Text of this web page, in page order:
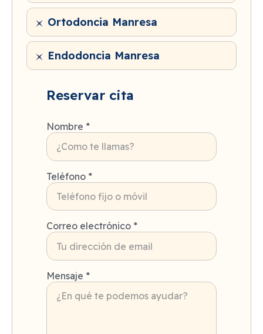
Ortodoncia Manresa
Endodoncia Manresa
Reservar cita
Nombre *
Teléfono *
Correo electrónico *
Mensaje *